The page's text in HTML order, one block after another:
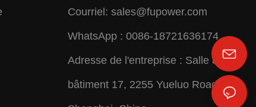
Courriel: sales@fupower.com
WhatsApp : 0086-18721636174
Adresse de l'entreprise : Salle 806,
bâtiment 17, 2255 Yueluo Road,